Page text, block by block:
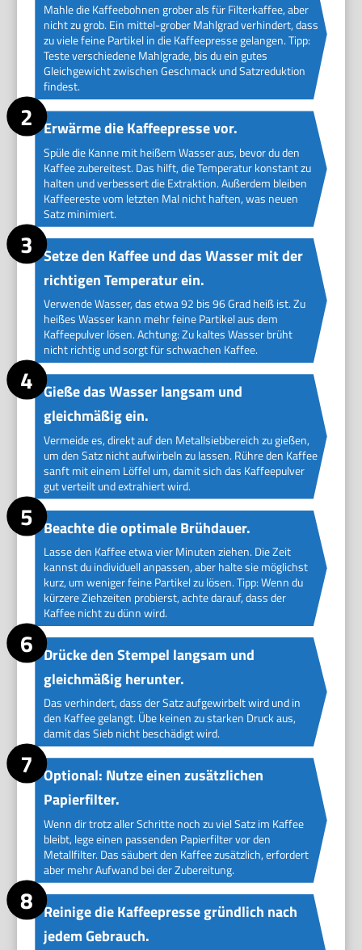
Mahle die Kaffeebohnen grober als für Filterkaffee, aber
nicht zu grob. Ein mittel-grober Mahlgrad verhindert, dass
zu viele feine Partikel in die Kaffeepresse gelangen. Tipp:
Teste verschiedene Mahlgrade, bis du ein gutes
Gleichgewicht zwischen Geschmack und Satzreduktion
findest.
Erwärme die Kaffeepresse vor.
Spüle die Kanne mit heißem Wasser aus, bevor du den
Kaffee zubereitest. Das hilft, die Temperatur konstant zu
halten und verbessert die Extraktion. Außerdem bleiben
Kaffeereste vom letzten Mal nicht haften, was neuen
Satz minimiert.
Setze den Kaffee und das Wasser mit der
richtigen Temperatur ein.
Verwende Wasser, das etwa 92 bis 96 Grad heiß ist. Zu
heißes Wasser kann mehr feine Partikel aus dem
Kaffeepulver lösen. Achtung: Zu kaltes Wasser brüht
nicht richtig und sorgt für schwachen Kaffee.
Gieße das Wasser langsam und
gleichmäßig ein.
Vermeide es, direkt auf den Metallsiebbereich zu gießen,
um den Satz nicht aufwirbeln zu lassen. Rühre den Kaffee
sanft mit einem Löffel um, damit sich das Kaffeepulver
gut verteilt und extrahiert wird.
Beachte die optimale Brühdauer.
Lasse den Kaffee etwa vier Minuten ziehen. Die Zeit
kannst du individuell anpassen, aber halte sie möglichst
kurz, um weniger feine Partikel zu lösen. Tipp: Wenn du
kürzere Ziehzeiten probierst, achte darauf, dass der
Kaffee nicht zu dünn wird.
Drücke den Stempel langsam und
gleichmäßig herunter.
Das verhindert, dass der Satz aufgewirbelt wird und in
den Kaffee gelangt. Übe keinen zu starken Druck aus,
damit das Sieb nicht beschädigt wird.
Optional: Nutze einen zusätzlichen
Papierfilter.
Wenn dir trotz aller Schritte noch zu viel Satz im Kaffee
bleibt, lege einen passenden Papierfilter vor den
Metallfilter. Das säubert den Kaffee zusätzlich, erfordert
aber mehr Aufwand bei der Zubereitung.
Reinige die Kaffeepresse gründlich nach
jedem Gebrauch.